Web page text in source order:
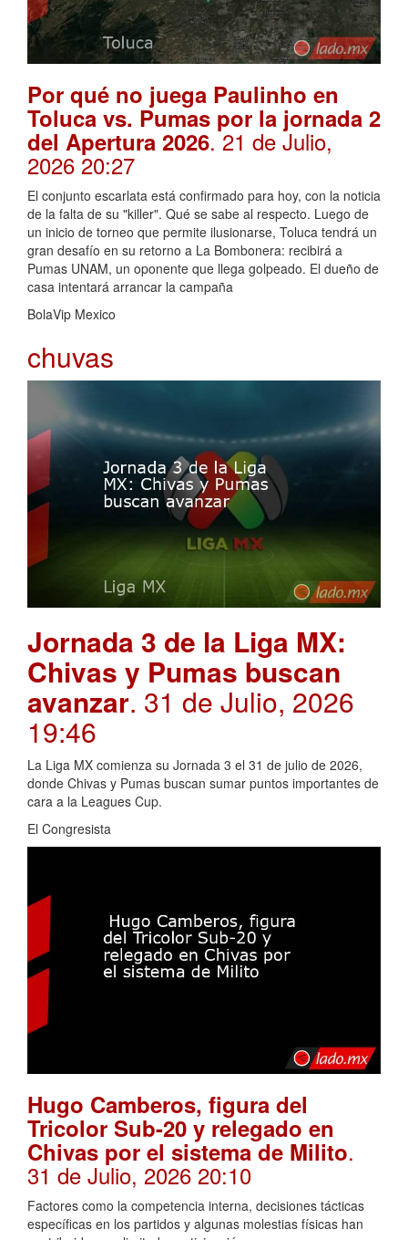
Por qué no juega Paulinho en
Toluca vs. Pumas por la jornada 2
del Apertura 2026. 21 de Julio,
2026 20:27
El conjunto escarlata está confirmado para hoy, con la noticia
de la falta de su "killer". Qué se sabe al respecto. Luego de
un inicio de torneo que permite ilusionarse, Toluca tendrá un
gran desafío en su retorno a La Bombonera: recibirá a
Pumas UNAM, un oponente que llega golpeado. El dueño de
casa intentará arrancar la campaña
BolaVip Mexico
chuvas
Jornada 3 de la Liga MX:
Chivas y Pumas buscan
avanzar. 31 de Julio, 2026
19:46
La Liga MX comienza su Jornada 3 el 31 de julio de 2026,
donde Chivas y Pumas buscan sumar puntos importantes de
cara a la Leagues Cup.
El Congresista
Hugo Camberos, figura del
Tricolor Sub-20 y relegado en
Chivas por el sistema de Milito.
31 de Julio, 2026 20:10
Factores como la competencia interna, decisiones tácticas
específicas en los partidos y algunas molestias físicas han